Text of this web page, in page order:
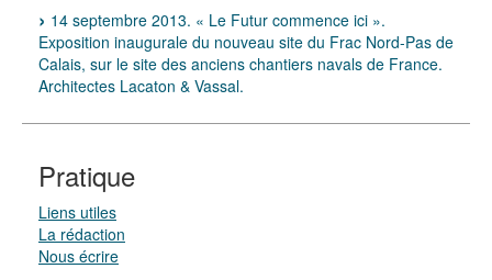
14 septembre 2013. « Le Futur commence ici ».
Exposition inaugurale du nouveau site du Frac Nord-Pas de
Calais, sur le site des anciens chantiers navals de France.
Architectes Lacaton & Vassal.
Pratique
Liens utiles
La rédaction
Nous écrire